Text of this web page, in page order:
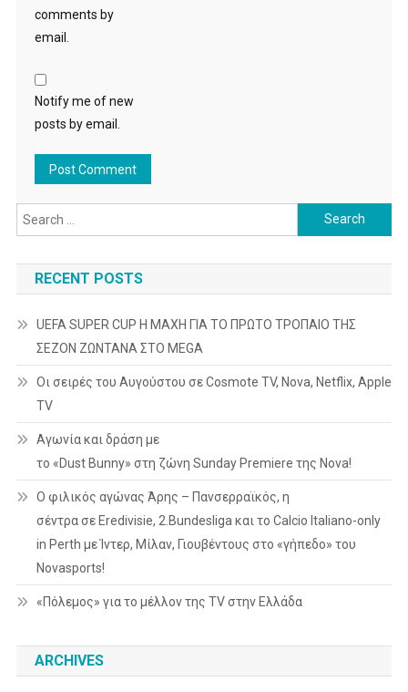
comments by
email.
Notify me of new
posts by email.
Search
for:
RECENT POSTS
UEFA SUPER CUP Η ΜΑΧΗ ΓΙΑ ΤΟ ΠΡΩΤΟ ΤΡΟΠΑΙΟ ΤΗΣ
ΣΕΖΟΝ ΖΩΝΤΑΝΑ ΣΤΟ MEGA
Οι σειρές του Αυγούστου σε Cosmote TV, Nova, Netflix, Apple
TV
Αγωνία και δράση με
το «Dust Bunny» στη ζώνη Sunday Premiere της Nova!
Ο φιλικός αγώνας Άρης – Πανσερραϊκός, η
σέντρα σε Eredivisie, 2.Bundesliga και το Calcio Italiano-only
in Perth με Ίντερ, Μίλαν, Γιουβέντους στο «γήπεδο» του
Novasports!
«Πόλεμος» για το μέλλον της TV στην Ελλάδα
ARCHIVES